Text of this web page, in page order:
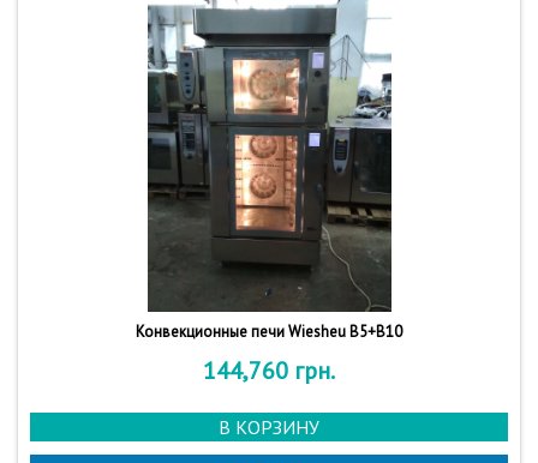
Конвекционные печи Wiesheu B5+B10
144,760 грн.
В КОРЗИНУ